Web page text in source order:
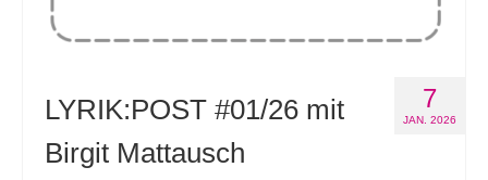
7
JAN. 2026
LYRIK:POST #01/26 mit
Birgit Mattausch